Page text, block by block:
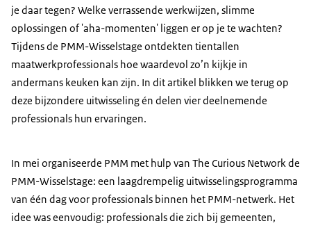
je daar tegen? Welke verrassende werkwijzen, slimme
oplossingen of 'aha-momenten' liggen er op je te wachten?
Tijdens de PMM-Wisselstage ontdekten tientallen
maatwerkprofessionals hoe waardevol zo’n kijkje in
andermans keuken kan zijn. In dit artikel blikken we terug op
deze bijzondere uitwisseling én delen vier deelnemende
professionals hun ervaringen.
In mei organiseerde PMM met hulp van The Curious Network de
PMM-Wisselstage: een laagdrempelig uitwisselingsprogramma
van één dag voor professionals binnen het PMM-netwerk. Het
idee was eenvoudig: professionals die zich bij gemeenten,